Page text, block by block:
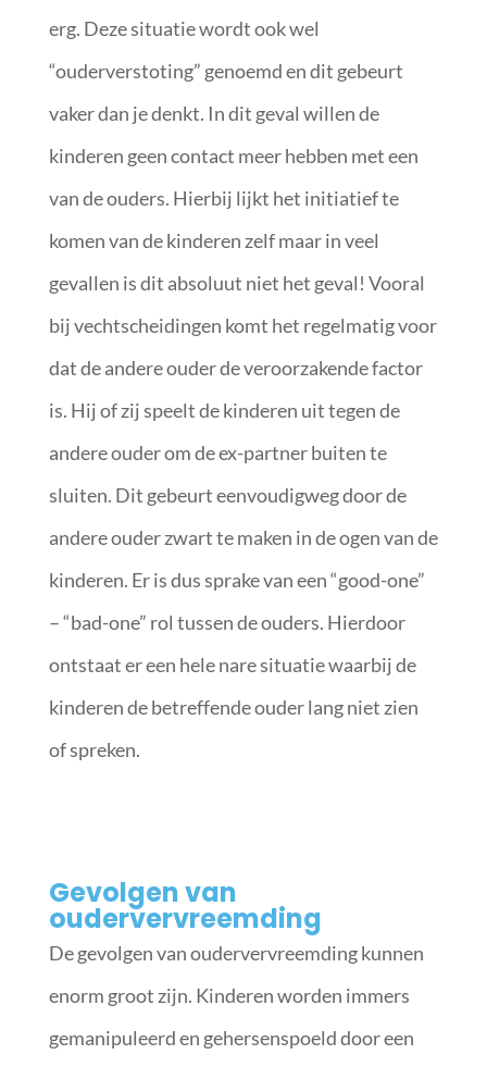
erg. Deze situatie wordt ook wel
“ouderverstoting” genoemd en dit gebeurt
vaker dan je denkt. In dit geval willen de
kinderen geen contact meer hebben met een
van de ouders. Hierbij lijkt het initiatief te
komen van de kinderen zelf maar in veel
gevallen is dit absoluut niet het geval! Vooral
bij vechtscheidingen komt het regelmatig voor
dat de andere ouder de veroorzakende factor
is. Hij of zij speelt de kinderen uit tegen de
andere ouder om de ex-partner buiten te
sluiten. Dit gebeurt eenvoudigweg door de
andere ouder zwart te maken in de ogen van de
kinderen. Er is dus sprake van een “good-one”
– “bad-one” rol tussen de ouders. Hierdoor
ontstaat er een hele nare situatie waarbij de
kinderen de betreffende ouder lang niet zien
of spreken.
Gevolgen van
oudervervreemding
De gevolgen van oudervervreemding kunnen
enorm groot zijn. Kinderen worden immers
gemanipuleerd en gehersenspoeld door een